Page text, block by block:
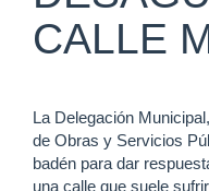
CALLE
La Delegación
de Obras y Servicios
badén para dar
una calle que suele